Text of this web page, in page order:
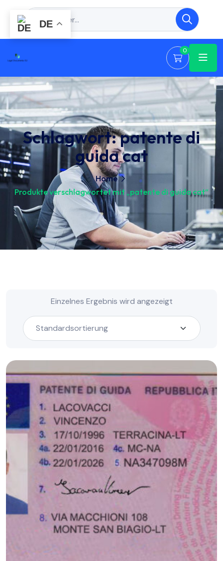
0
Schlagwort:patente di
guida cat
Home
Produkte verschlagwortet mit „patente di guida cat“
Einzelnes Ergebnis wird angezeigt
DE